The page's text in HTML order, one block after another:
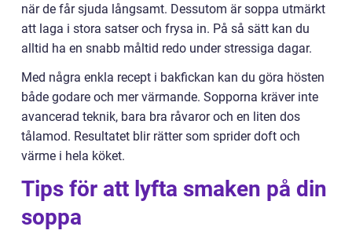
när de får sjuda långsamt. Dessutom är soppa utmärkt
att laga i stora satser och frysa in. På så sätt kan du
alltid ha en snabb måltid redo under stressiga dagar.
Med några enkla recept i bakfickan kan du göra hösten
både godare och mer värmande. Sopporna kräver inte
avancerad teknik, bara bra råvaror och en liten dos
tålamod. Resultatet blir rätter som sprider doft och
värme i hela köket.
Tips för att lyfta smaken på din
soppa